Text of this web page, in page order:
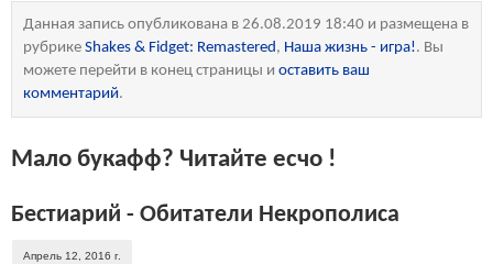
Данная запись опубликована в 26.08.2019 18:40 и размещена в
рубрике Shakes & Fidget: Remastered, Наша жизнь - игра!. Вы
можете перейти в конец страницы и оставить ваш
комментарий.
Мало букафф? Читайте есчо !
Бестиарий - Обитатели Некрополиса
Апрель 12, 2016 г.